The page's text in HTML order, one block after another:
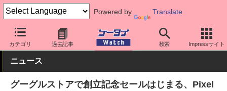
Powered by Translate
カテゴリ 過去記事 検索 Impressサイト
ケータイ Watch OS Android Pixel
ニュース
グーグルストアで創立記念セールはじまる、Pixel